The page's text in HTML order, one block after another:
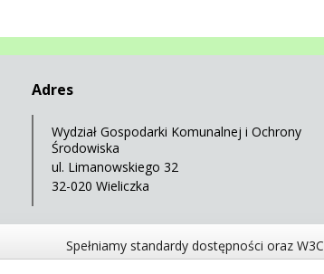
Adres
Wydział Gospodarki Komunalnej i Ochrony
Środowiska
ul. Limanowskiego 32
32-020 Wieliczka
Spełniamy standardy dostępności oraz W3C